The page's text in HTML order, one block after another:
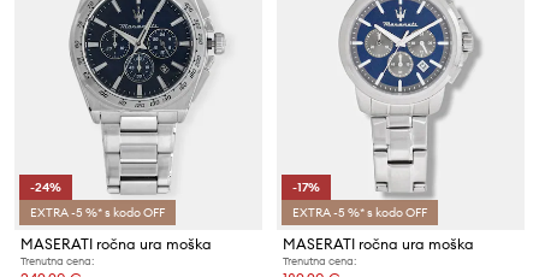
-24%
EXTRA -5 %* s kodo OFF
MASERATI ročna ura moška
Trenutna cena:
-17%
EXTRA -5 %* s kodo OFF
MASERATI ročna ura moška
Trenutna cena: